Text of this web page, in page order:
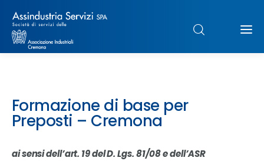
Struttura
Formazione di base per
Preposti – Cremona
ai sensi dell’art. 19 del D. Lgs. 81/08 e dell’ASR